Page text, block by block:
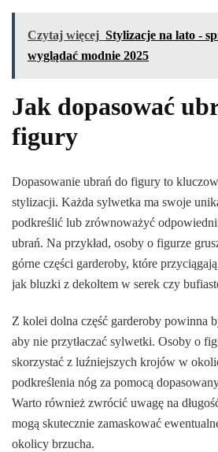
Czytaj więcej Stylizacje na lato -
wyglądać modnie 2025
Jak dopasować
figury
Dopasowanie ubrań do figury to
stylizacji. Każda sylwetka ma swoje
podkreślić lub zrównoważyć
ubrań. Na przykład, osoby o figurze
górne części garderoby, które
jak bluzki z dekoltem w serek czy
Z kolei dolna część garderoby powinna
aby nie przytłaczać sylwetki. Osoby o
skorzystać z luźniejszych krojów w
podkreślenia nóg za pomocą
Warto również zwrócić uwagę na
mogą skutecznie zamaskować
okolicy brzucha.